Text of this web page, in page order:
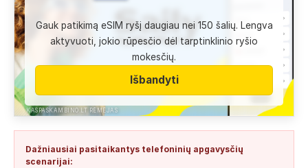
Anonimas:
Labai gera pagalbininke, konsultavausi ne karta
del teises mokslu
SAUGUS +37060763626 2026-08-04 2
Anonimas: Paskambino kažkokia [vardas paslėptas] ir siūlo
susipažint. Skamba kaip dirbtinio...
Jonas: Vivus.lt
KASPASKAMBINO.LT RĖMĖJAS
Gauk patikimą eSIM ryšį daugiau nei 150 šalių. Lengva
aktyvuoti, jokio rūpesčio dėl tarptinklinio ryšio
mokesčių.
Išbandyti
Dažniausiai pasitaikantys telefoninių apgavysčių
scenarijai: